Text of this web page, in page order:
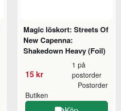
Magic löskort: Streets Of
New Capenna:
Shakedown Heavy (Foil)
15 kr
1 på
postorder
Butiken
Postorder